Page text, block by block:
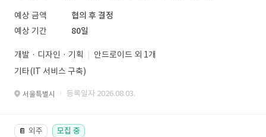
예상 금액
협의 후 결정
예상 기간
80일
개발 · 디자인 · 기획
안드로이드 외 1개
기타(IT 서비스 구축)
서울특별시 · 등록일자 2026.08.03.
📔 외주 모집 중